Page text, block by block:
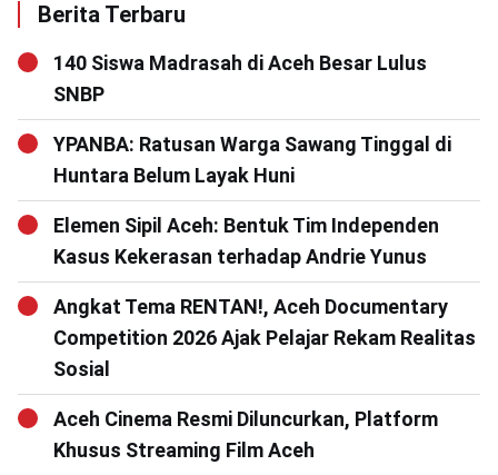
Berita Terbaru
140 Siswa Madrasah di Aceh Besar Lulus
SNBP
YPANBA: Ratusan Warga Sawang Tinggal di
Huntara Belum Layak Huni
Elemen Sipil Aceh: Bentuk Tim Independen
Kasus Kekerasan terhadap Andrie Yunus
Angkat Tema RENTAN!, Aceh Documentary
Competition 2026 Ajak Pelajar Rekam Realitas
Sosial
Aceh Cinema Resmi Diluncurkan, Platform
Khusus Streaming Film Aceh